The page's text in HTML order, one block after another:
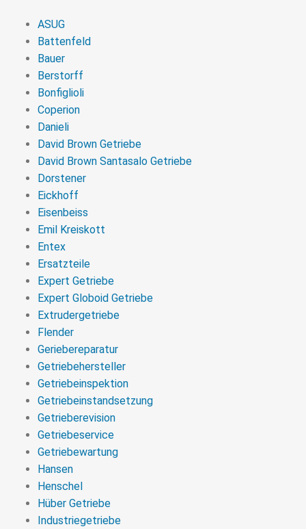
ASUG
Battenfeld
Bauer
Berstorff
Bonfiglioli
Coperion
Danieli
David Brown Getriebe
David Brown Santasalo Getriebe
Dorstener
Eickhoff
Eisenbeiss
Emil Kreiskott
Entex
Ersatzteile
Expert Getriebe
Expert Globoid Getriebe
Extrudergetriebe
Flender
Geriebereparatur
Getriebehersteller
Getriebeinspektion
Getriebeinstandsetzung
Getrieberevision
Getriebeservice
Getriebewartung
Hansen
Henschel
Hüber Getriebe
Industriegetriebe